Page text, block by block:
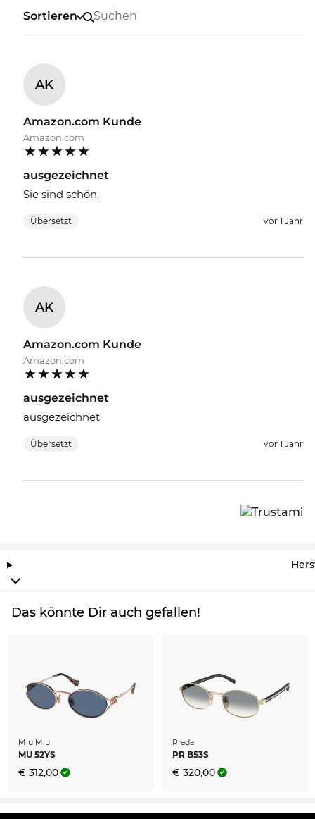
Sortieren
AK
Amazon.com Kunde
Amazon.com
ausgezeichnet
Sie sind schön.
Übersetzt vor 1 Jahr
AK
Amazon.com Kunde
Amazon.com
ausgezeichnet
ausgezeichnet
Übersetzt vor 1 Jahr
Das könnte Dir auch gefallen!
Miu Miu
MU 52YS
€ 312,00
Prada
PR B53S
€ 320,00